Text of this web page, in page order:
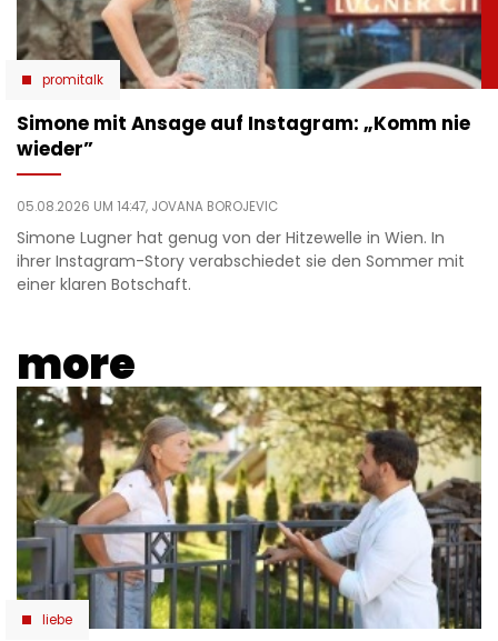
promitalk
Simone mit Ansage auf Instagram: „Komm nie
wieder”
05.08.2026 UM 14:47, JOVANA BOROJEVIC
Simone Lugner hat genug von der Hitzewelle in Wien. In
ihrer Instagram-Story verabschiedet sie den Sommer mit
einer klaren Botschaft.
more
liebe